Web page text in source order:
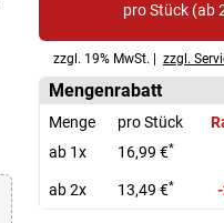
pro Stück (ab
zzgl. 19% MwSt. | zzgl.
Mengenrabatt
Menge pro Stück
ab 1x
16,99 €*
ab 2x 13,49 €*